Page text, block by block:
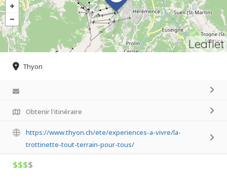
Leaflet
Thyon
Obtenir l'itinéraire
https://www.thyon.ch/ete/experiences-a-vivre/la-
trottinette-tout-terrain-pour-tous/
$$$$